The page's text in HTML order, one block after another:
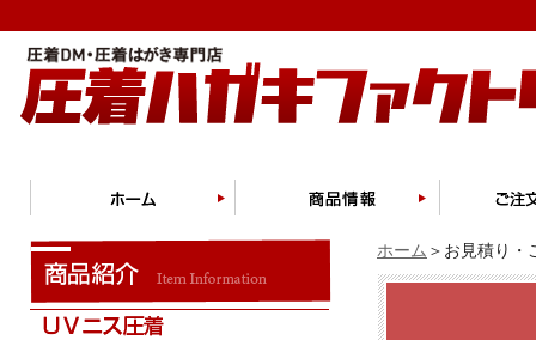
ホーム ＞お見積り・